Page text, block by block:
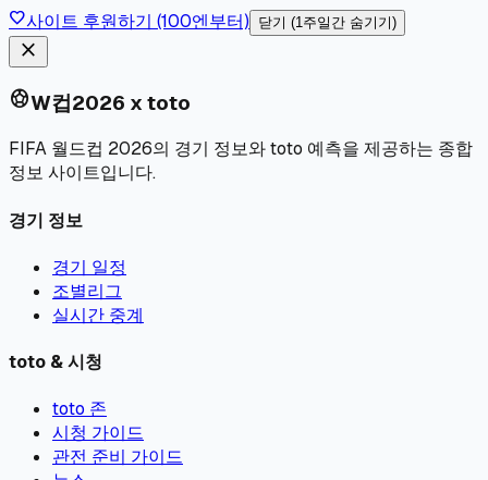
favorite사이트 후원하기 (100엔부터) 닫기 (1주일간 숨기기)
close
sports_soccerW컵2026 x toto
FIFA 월드컵 2026의 경기 정보와 toto 예측을 제공하는 종합
정보 사이트입니다.
경기 정보
경기 일정
조별리그
실시간 중계
toto & 시청
toto 존
시청 가이드
관전 준비 가이드